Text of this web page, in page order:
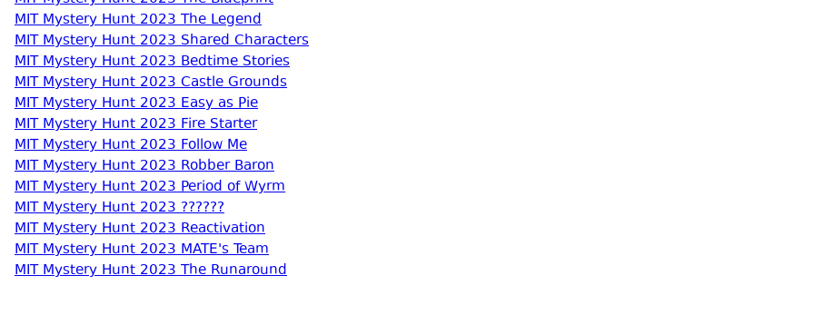
MIT Mystery Hunt 2023 The Legend
MIT Mystery Hunt 2023 Shared Characters
MIT Mystery Hunt 2023 Bedtime Stories
MIT Mystery Hunt 2023 Castle Grounds
MIT Mystery Hunt 2023 Easy as Pie
MIT Mystery Hunt 2023 Fire Starter
MIT Mystery Hunt 2023 Follow Me
MIT Mystery Hunt 2023 Robber Baron
MIT Mystery Hunt 2023 Period of Wyrm
MIT Mystery Hunt 2023 ??????
MIT Mystery Hunt 2023 Reactivation
MIT Mystery Hunt 2023 MATE's Team
MIT Mystery Hunt 2023 The Runaround